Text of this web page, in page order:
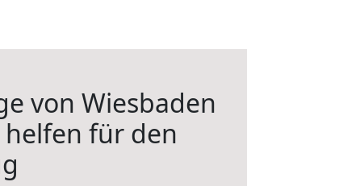
von Wiesbaden
für den